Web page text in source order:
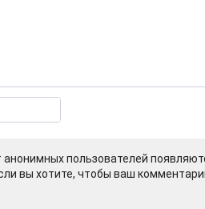
пользователей
вы хотите, чтобы ваш